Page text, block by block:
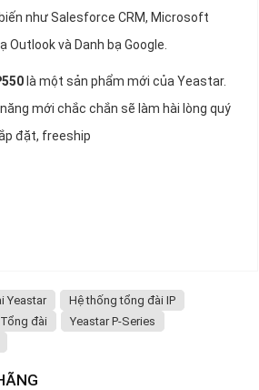
như Salesforce CRM, Microsoft
Outlook và Danh bạ Google.
là một sản phẩm mới của Yeastar.
mới chắc chắn sẽ làm hài lòng quý
đặt, freeship
Yeastar
Hệ thống tổng đài IP
Tổng đài
Yeastar P-Series